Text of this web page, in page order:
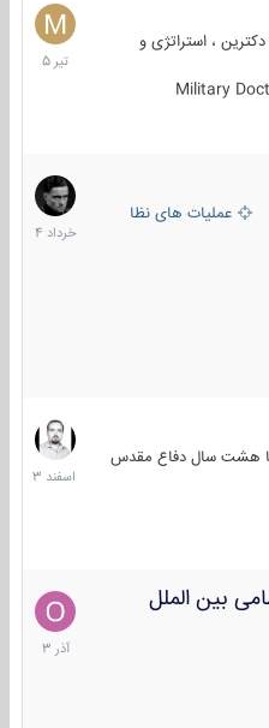
، استراتژی و
Military
27
تیر
1405
عملیات های نظامی خارجی
5
خرداد
1404
هشت سال دفاع مقدس
20
اسفند
1403
بین الملل
21
آذر
1403